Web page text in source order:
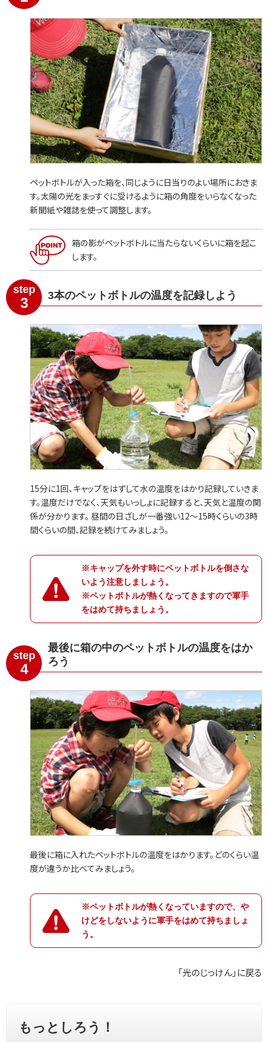
ペットボトルが入った箱を、同じように日当りのよい場所におきま
す。太陽の光をまっすぐに受けるように箱の角度をいらなくなった
新聞紙や雑誌を使って調整します。
箱の影がペットボトルに当たらないくらいに箱を起こ
します。
step
3 3本のペットボトルの温度を記録しよう
15分に1回、キャップをはずして水の温度をはかり記録していきま
す。温度だけでなく、天気もいっしょに記録すると、天気と温度の関
係が分かります。 昼間の日ざしが一番強い12〜15時くらいの3時
間くらいの間、記録を続けてみましょう。
※キャップを外す時にペットボトルを倒さな
いよう注意しましょう。
※ペットボトルが熱くなってきますので軍手
をはめて持ちましょう。
step
4
最後に箱の中のペットボトルの温度をはか
ろう
最後に箱に入れたペットボトルの温度をはかります。どのくらい温
度が違うか比べてみましょう。
※ペットボトルが熱くなっていますので、や
けどをしないように軍手をはめて持ちましょ
う。
「光のじっけん」に戻る
もっとしろう！